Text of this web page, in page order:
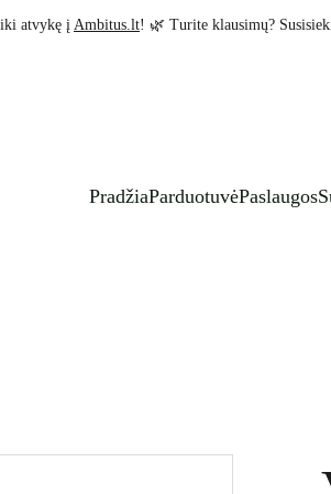
atvykę į Ambitus.lt! 🌿 Turite klausimų?
PradžiaParduotuvėPaslaugos